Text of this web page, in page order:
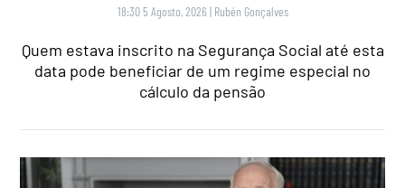
18:30 5 Agosto, 2026 | Rubén Gonçalves
Quem estava inscrito na Segurança Social até esta
data pode beneficiar de um regime especial no
cálculo da pensão